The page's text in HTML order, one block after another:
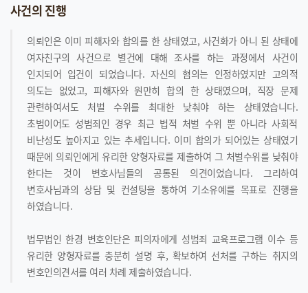
사건의 진행
의뢰인은 이미 피해자와 합의를 한 상태였고, 사건화가 아니 된 상태에
여자친구의 사건으로 별건에 대해 조사를 하는 과정에서 사건이
인지되어 입건이 되었습니다. 자신의 혐의는 인정하였지만 고의적
의도는 없었고, 피해자와 원만히 합의 한 상태였으며, 직장 문제
관련하여서도 처벌 수위를 최대한 낮춰야 하는 상태였습니다.
초범이어도 성범죄인 경우 최근 법적 처벌 수위 뿐 아니라 사회적
비난성도 높아지고 있는 추세입니다. 이미 합의가 되어있는 상태였기
때문에 의뢰인에게 유리한 양형자료를 제출하여 그 처벌수위를 낮춰야
한다는 것이 변호사님들의 공통된 의견이었습니다. 그리하여
변호사님과의 상담 및 컨설팅을 통하여 기소유예를 목표로 진행을
하였습니다.
법무법인 한경 변호인단은 피의자에게 성범죄 교육프로그램 이수 등
유리한 양형자료를 충분히 설명 후, 확보하여 선처를 구하는 취지의
변호인의견서를 여러 차례 제출하였습니다.